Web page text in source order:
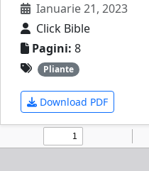
Ianuarie 21, 2023
Click Bible
Pagini: 8
Pliante
Download PDF